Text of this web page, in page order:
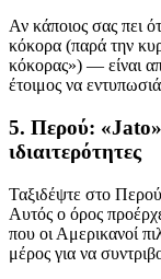
Αν κάποιος σας πει
κόκορα (παρά την
κόκορας») — είναι
έτοιμος να
5. Περού: «Jato»
ιδιαιτερότητες
Ταξιδέψτε στο Περού
Αυτός ο όρος
που οι Αμερικανοί
μέρος για να